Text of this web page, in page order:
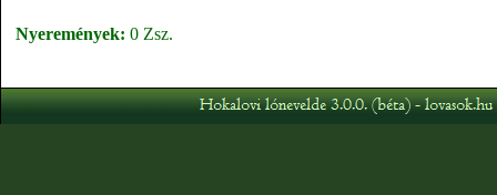
Nyeremények: 0 Zsz.